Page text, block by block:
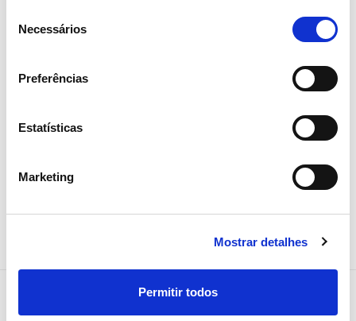
Necessários
Preferências
Estatísticas
Marketing
Mostrar detalhes
Permitir todos
Melres reforçam prevenção e
vigilância florestal na Tapada do
Outeiro
Comunidades Locais